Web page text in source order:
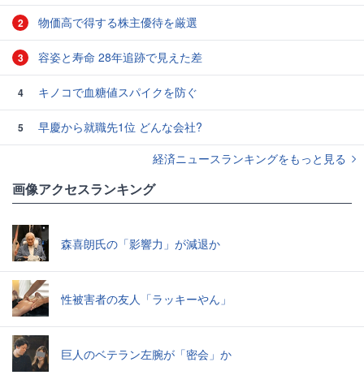
2 物価高で得する株主優待を厳選
3 容姿と寿命 28年追跡で見えた差
4 キノコで血糖値スパイクを防ぐ
5
早慶から就職先1位 どんな会社?
経済ニュースランキングをもっと見る
画像アクセスランキング
森喜朗氏の「影響力」が減退か
性被害者の友人「ラッキーやん」
巨人のベテラン左腕が「密会」か